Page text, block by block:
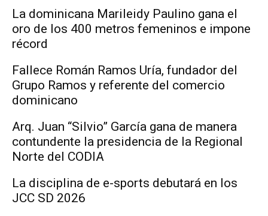
La dominicana Marileidy Paulino gana el
oro de los 400 metros femeninos e impone
récord
Fallece Román Ramos Uría, fundador del
Grupo Ramos y referente del comercio
dominicano
Arq. Juan “Silvio” García gana de manera
contundente la presidencia de la Regional
Norte del CODIA
La disciplina de e-sports debutará en los
JCC SD 2026